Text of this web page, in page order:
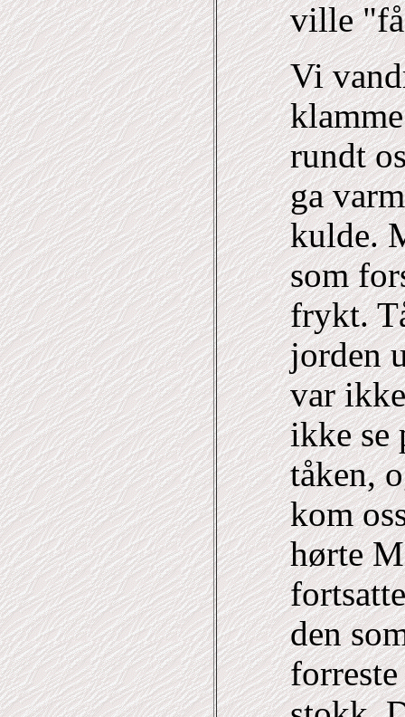
ville
Vi
rundt
ga
kulde.
som
frykt.
jorden
var
ikke se
tåken,
kom
hørte
den